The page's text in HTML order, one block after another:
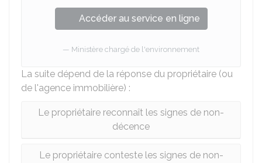
Accéder au service en ligne
Ministère chargé de l'environnement
La suite dépend de la réponse du propriétaire (ou
de l'agence immobilière) :
Le propriétaire reconnaît les signes de non-
décence
Le propriétaire conteste les signes de non-